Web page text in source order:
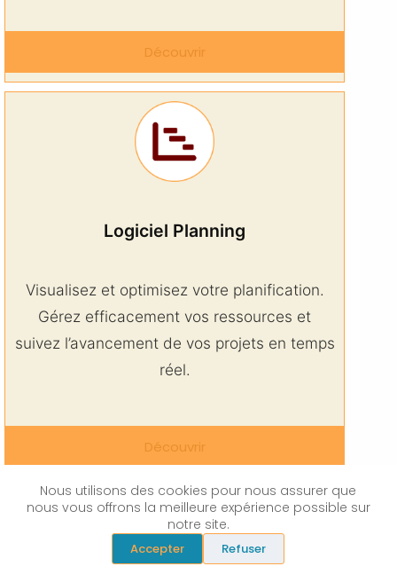
Nous utilisons des cookies pour nous assurer que
nous vous offrons la meilleure expérience possible sur
notre site.
Accepter Refuser
Découvrir
Logiciel Planning
Visualisez et optimisez votre planification.
Gérez efficacement vos ressources et
suivez l’avancement de vos projets en temps
réel.
Découvrir